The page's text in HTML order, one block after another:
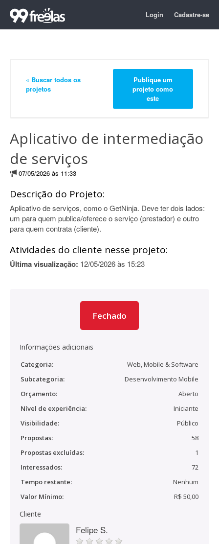
Login Cadastre-se
« Buscar todos os
projetos
Publique um
projeto como
este
Aplicativo de intermediação
de serviços
07/05/2026 às 11:33
Descrição do Projeto:
Aplicativo de serviços, como o GetNinja. Deve ter dois lados:
um para quem publica/oferece o serviço (prestador) e outro
para quem contrata (cliente).
Atividades do cliente nesse projeto:
Última visualização: 12/05/2026 às 15:23
Fechado
Informações adicionais
Categoria:
Web, Mobile & Software
Subcategoria:
Desenvolvimento Mobile
Orçamento:
Aberto
Nível de experiência:
Iniciante
Visibilidade:
Público
Propostas:
58
Propostas excluídas:
1
Interessados:
72
Tempo restante:
Nenhum
Valor Mínimo:
R$ 50,00
Cliente
Felipe S.